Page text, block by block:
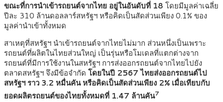
ขณะที่การนำเข้ารถยนต์จากไทย อยู่ในอันดับที่ 18 โดยมีมูลค่าเฉลี่ย
ปีละ 310 ล้านดอลลาร์สหรัฐฯ หรือคิดเป็นสัดส่วนเพียง 0.1% ของ
มูลค่านำเข้าทั้งหมด
สาเหตุที่สหรัฐฯ นำเข้ารถยนต์จากไทยไม่มาก ส่วนหนึ่งเป็นเพราะ
รถยนต์ที่ผลิตในไทยส่วนใหญ่ เป็นรุ่นหรือโมเดลที่แตกต่างจาก
รถยนต์ที่มีการใช้งานในสหรัฐฯ การส่งออกรถยนต์จากไทยไปยัง
ตลาดสหรัฐฯ จึงมีข้อจำกัด โดยในปี 2567 ไทยส่งออกรถยนต์ไป
สหรัฐฯ ราว 3.2 หมื่นคัน หรือคิดเป็นสัดส่วนเพียง 2% เมื่อเทียบกับ
ยอดผลิตรถยนต์ของไทยทั้งหมดที่ 1.47 ล้านคัน7